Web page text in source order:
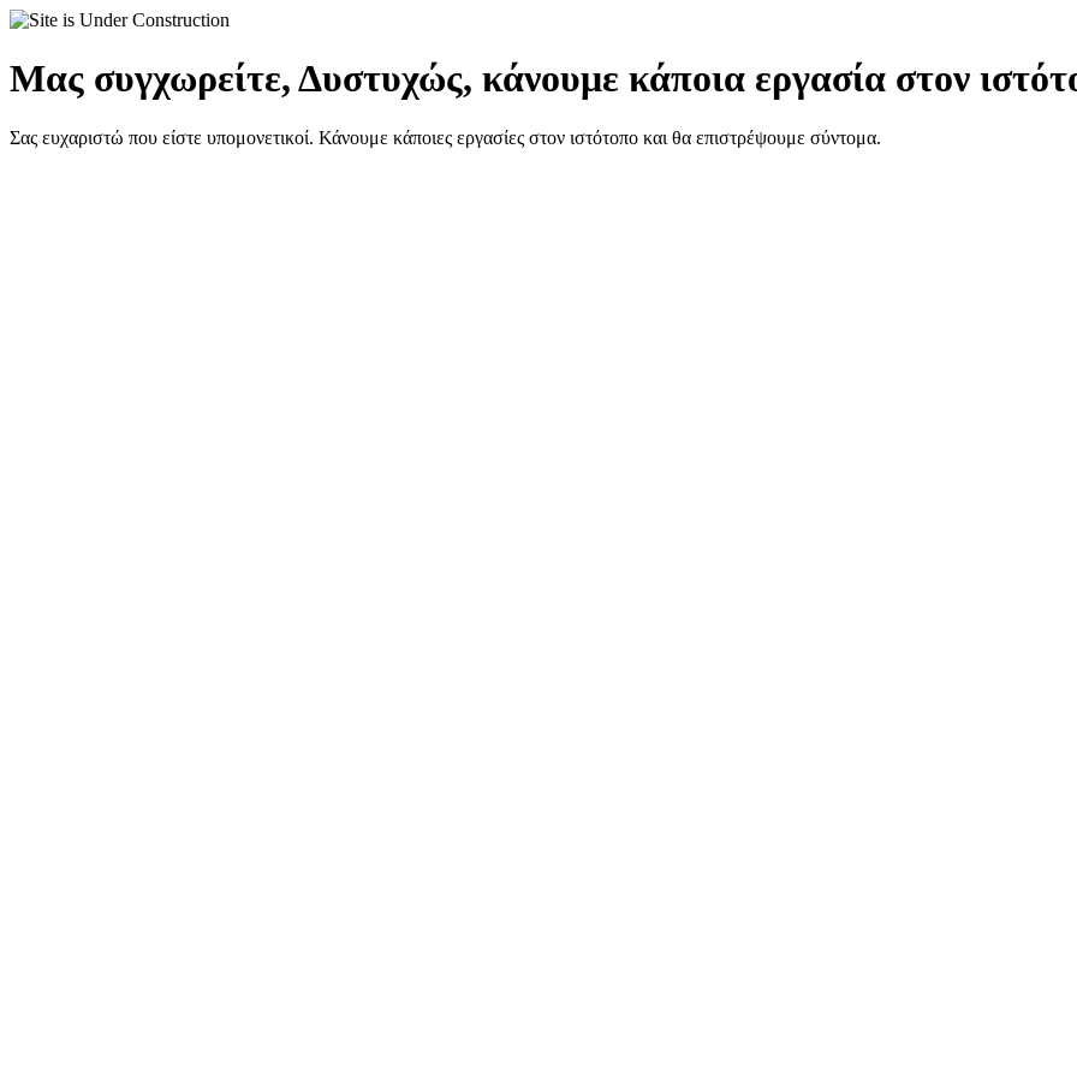
Μας συγχωρείτε, Δυστυχώς, κάνουμε κάποια εργασία στον
Σας ευχαριστώ που είστε υπομονετικοί. Κάνουμε κάποιες εργασίες στον ιστότοπο και θα επιστρέψουμε σύντομα.